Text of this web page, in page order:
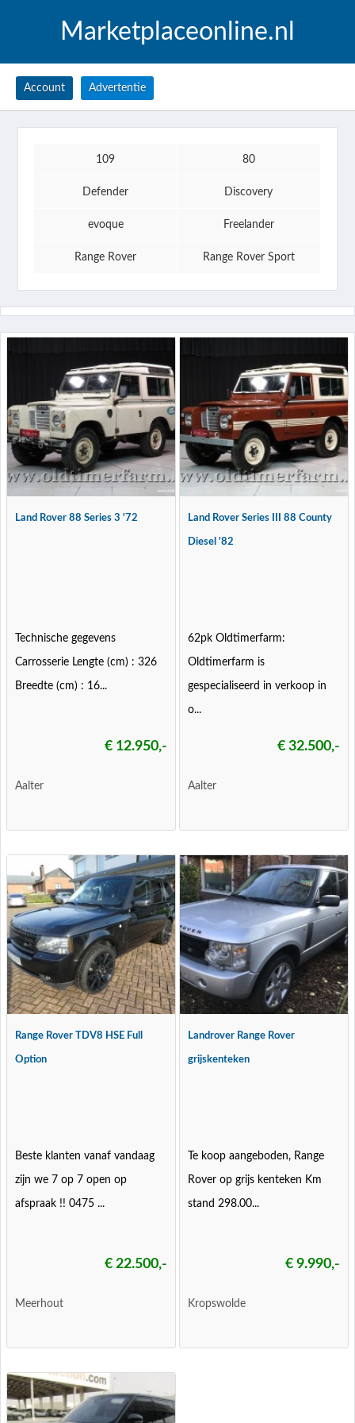
Marketplaceonline.nl
Account Advertentie
109 80
Defender Discovery
evoque Freelander
Range Rover Range Rover Sport
Land Rover 88 Series 3 '72
Technische gegevens
Carrosserie Lengte (cm) : 326
Breedte (cm) : 16...
€ 12.950,-
Aalter
Land Rover Series III 88 County
Diesel '82
62pk Oldtimerfarm:
Oldtimerfarm is
gespecialiseerd in verkoop in
o...
€ 32.500,-
Aalter
Range Rover TDV8 HSE Full
Option
Beste klanten vanaf vandaag
zijn we 7 op 7 open op
afspraak !! 0475 ...
€ 22.500,-
Meerhout
Landrover Range Rover
grijskenteken
Te koop aangeboden, Range
Rover op grijs kenteken Km
stand 298.00...
€ 9.990,-
Kropswolde